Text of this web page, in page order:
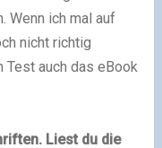
Wenn ich mal auf
nicht richtig
Test auch das eBook
Liest du die